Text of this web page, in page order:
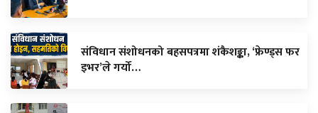
संविधान संशोधनको बहसपत्रमा शंकैशङ्का, ‘फ्रेण्ड्स फर
इभर’ले गर्यो…